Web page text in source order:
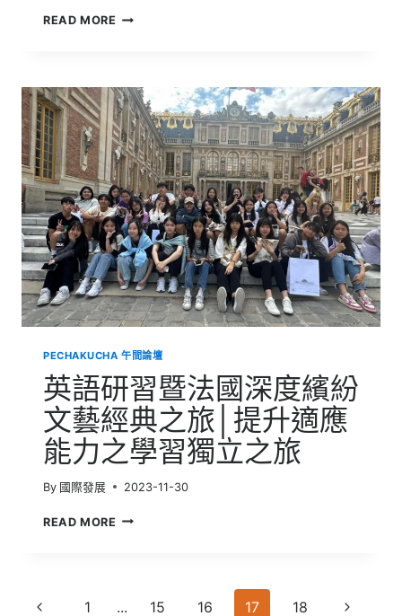
READ MORE
島
挑
戰
行
│
你，
就
是
那
世
界
之
窗
PECHAKUCHA 午間論壇
英語研習暨法國深度繽紛
文藝經典之旅│提升適應
能力之學習獨立之旅
By 國際發展 2023-11-30
READ MORE 英
Page
Previous
1 ... 15 16 17 18 Next